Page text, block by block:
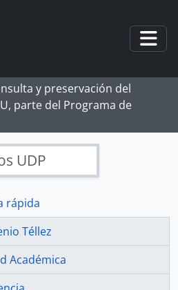
y preservación del
parte del Programa de
UDP
rápida
Téllez
Académica